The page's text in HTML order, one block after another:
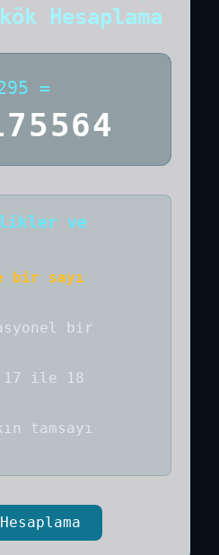
Hesaplama
=
ve
bir sayı
bir
ile 18
tamsayı